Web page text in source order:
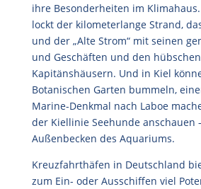
ihre Besonderheiten im
lockt der kilometerlange Strand,
und der „Alte Strom“ mit seinen
und Geschäften und den hübschen
Kapitänshäusern. Und in Kiel
Botanischen Garten bummeln,
Marine-Denkmal nach Laboe
der Kiellinie Seehunde anschauen
Außenbecken des Aquariums.
Kreuzfahrthäfen in Deutschland
zum Ein- oder Ausschiffen viel